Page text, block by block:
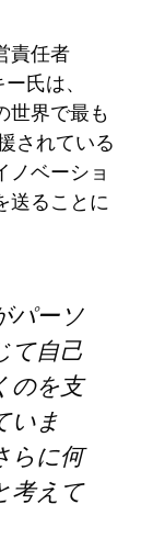
責任者
氏は、
世界で最も
されている
ノベーショ
送ることに
パーソ
て自己
のを支
いま
らに何
考えて